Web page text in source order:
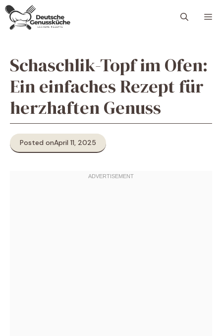
Skip
content
Schaschlik-Topf im Ofen:
Ein einfaches Rezept für
herzhaften Genuss
Posted onApril 11, 2025